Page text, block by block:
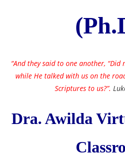
“And they said to one another,
while He talked with us on the
Scriptures to us?”.
Dra. Awilda